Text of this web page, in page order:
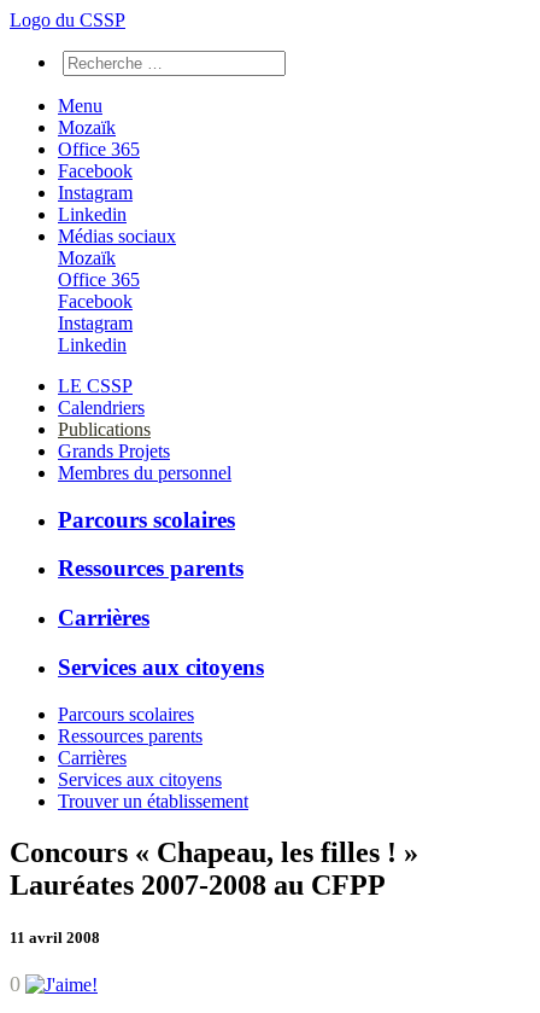
Logo du CSSP
Menu
Mozaïk
Office 365
Facebook
Instagram
Linkedin
Médias sociaux
Mozaïk
Office 365
Facebook
Instagram
Linkedin
LE CSSP
Calendriers
Publications
Grands Projets
Membres du personnel
Parcours scolaires
Ressources parents
Carrières
Services aux citoyens
Parcours scolaires
Ressources parents
Carrières
Services aux citoyens
Trouver un établissement
Concours « Chapeau, les filles ! »
Lauréates 2007-2008 au CFPP
11 avril 2008
0